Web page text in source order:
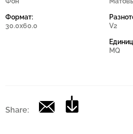
Формат:
30.0x60.0
V2
MQ
Share: